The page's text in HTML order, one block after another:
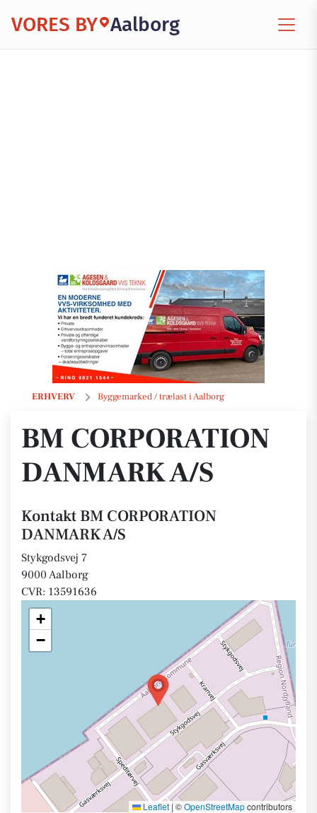
VORES BY Aalborg
ERHVERV Byggemarked / trælast i Aalborg
BM CORPORATION DANMARK A/S
BM CORPORATION
DANMARK A/S
Kontakt BM CORPORATION
DANMARK A/S
Stykgodsvej 7
9000 Aalborg
CVR: 13591636
+
−
Leaflet | ©OpenStreetMapcontributors